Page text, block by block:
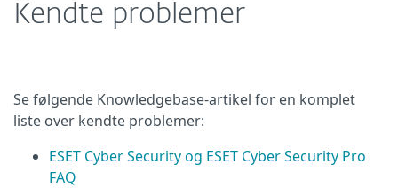
Kendte problemer
Se følgende Knowledgebase-artikel for en komplet
liste over kendte problemer:
ESET Cyber Security og ESET Cyber Security Pro
FAQ